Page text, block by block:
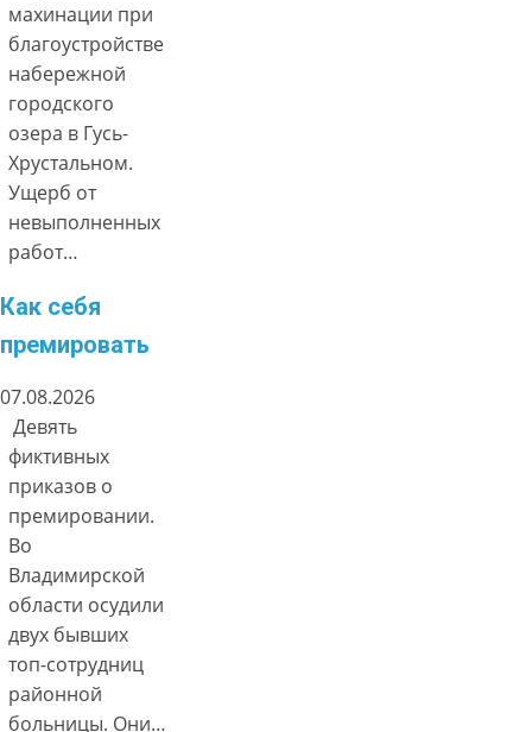
махинации при
благоустройстве
набережной
городского
озера в Гусь-
Хрустальном.
Ущерб от
невыполненных
работ…
Как себя
премировать
07.08.2026
Девять
фиктивных
приказов о
премировании.
Во
Владимирской
области осудили
двух бывших
топ-сотрудниц
районной
больницы. Они…